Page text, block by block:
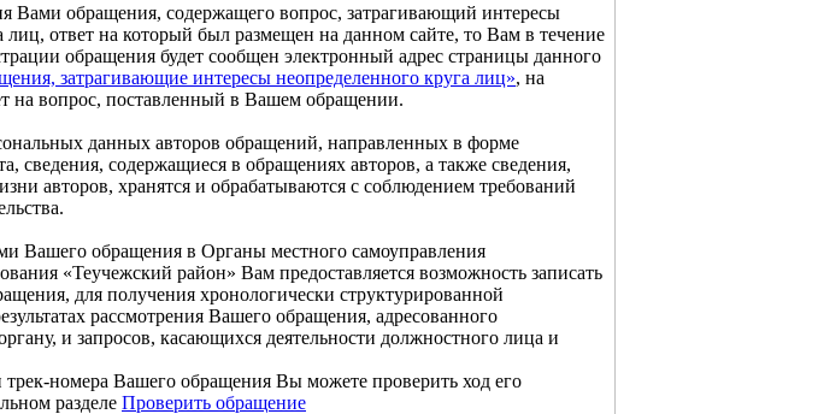
Вами обращения, содержащего вопрос, затрагивающий интересы
лиц, ответ на который был размещен на данном сайте, то Вам в течение
обращения будет сообщен электронный адрес страницы данного
затрагивающие интересы неопределенного круга лиц», на
на вопрос, поставленный в Вашем обращении.
данных авторов обращений, направленных в форме
сведения, содержащиеся в обращениях авторов, а также сведения,
авторов, хранятся и обрабатываются с соблюдением требований
Вашего обращения в Органы местного самоуправления
«Теучежский район» Вам предоставляется возможность записать
для получения хронологически структурированной
рассмотрения Вашего обращения, адресованного
и запросов, касающихся деятельности должностного лица и
номера Вашего обращения Вы можете проверить ход его
разделе Проверить обращение